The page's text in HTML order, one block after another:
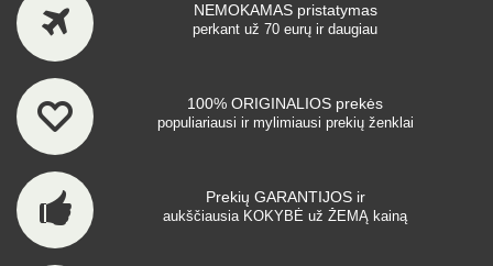
NEMOKAMAS pristatymas
perkant už 70 eurų ir daugiau
100% ORIGINALIOS prekės
populiariausi ir mylimiausi prekių ženklai
Prekių GARANTIJOS ir
aukščiausia KOKYBĖ už ŽEMĄ kainą